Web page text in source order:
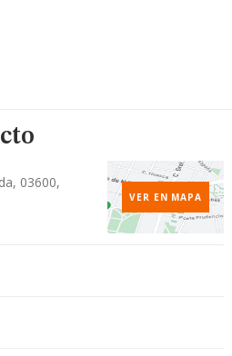
03600,
VER EN MAPA